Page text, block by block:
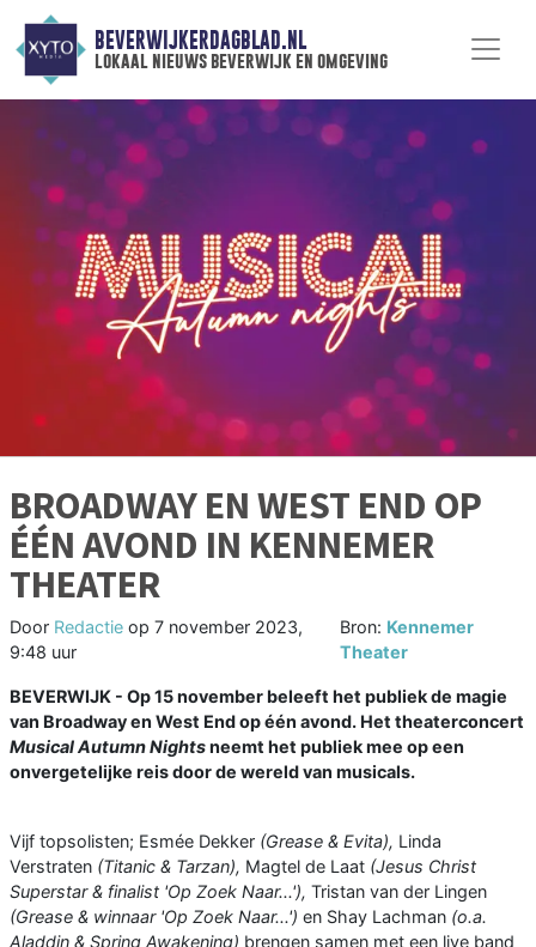
BEVERWIJKERDAGBLAD.NL
lokaal nieuws beverwijk en omgeving
BROADWAY EN WEST END OP
ÉÉN AVOND IN KENNEMER
THEATER
Door Redactie op 7 november 2023,
9:48 uur
Bron: Kennemer
Theater
BEVERWIJK - Op 15 november beleeft het publiek de magie
van Broadway en West End op één avond. Het theaterconcert
Musical Autumn Nightsneemt het publiek mee op een
onvergetelijke reis door de wereld van musicals.
Vijf topsolisten; Esmée Dekker (Grease & Evita), Linda
Verstraten (Titanic & Tarzan), Magtel de Laat (Jesus Christ
Superstar & finalist 'Op Zoek Naar...'), Tristan van der Lingen
(Grease & winnaar 'Op Zoek Naar...') en Shay Lachman (o.a.
Aladdin & Spring Awakening) brengen samen met een live band